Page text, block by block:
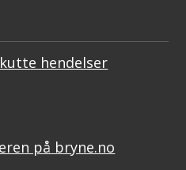
hendelser
på bryne.no